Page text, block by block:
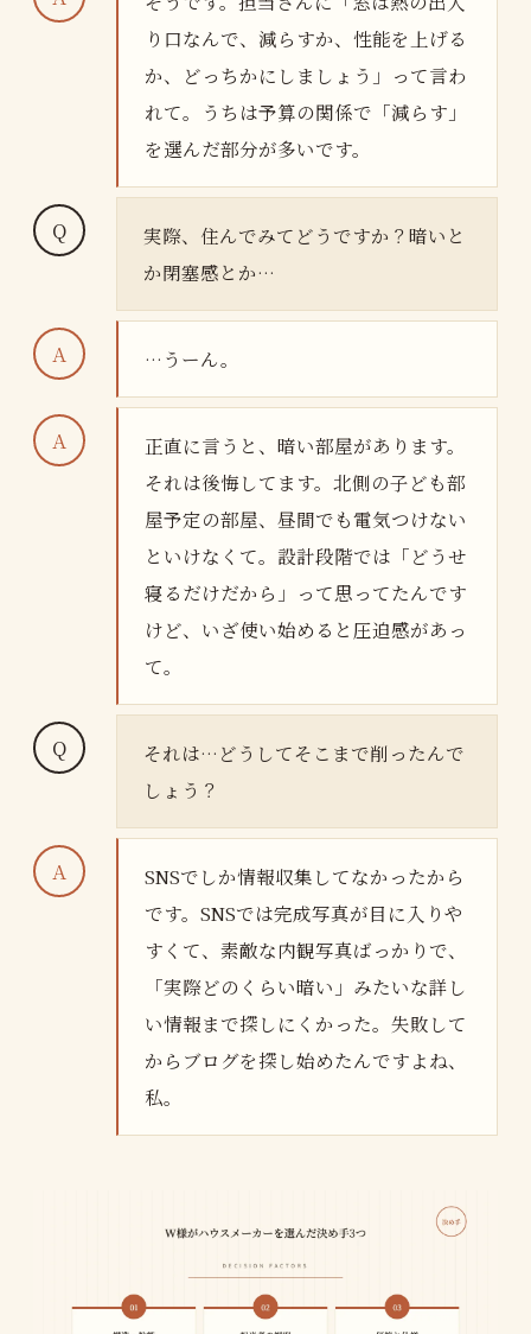
り口なんで、減らすか、性能を上げる
か、どっちかにしましょう」って言わ
れて。うちは予算の関係で「減らす」
を選んだ部分が多いです。
実際、住んでみてどうですか？暗いと
か閉塞感とか…
…うーん。
正直に言うと、暗い部屋があります。
それは後悔してます。北側の子ども部
屋予定の部屋、昼間でも電気つけない
といけなくて。設計段階では「どうせ
寝るだけだから」って思ってたんです
けど、いざ使い始めると圧迫感があっ
て。
それは…どうしてそこまで削ったんで
しょう？
SNSでしか情報収集してなかったから
です。SNSでは完成写真が目に入りや
すくて、素敵な内観写真ばっかりで、
「実際どのくらい暗い」みたいな詳し
い情報まで探しにくかった。失敗して
からブログを探し始めたんですよね、
私。